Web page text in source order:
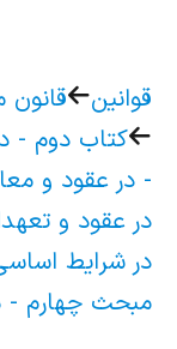
قوانین
کتاب دوم -
- در عقود و
در عقود و
در شرایط
مبحث چهارم -